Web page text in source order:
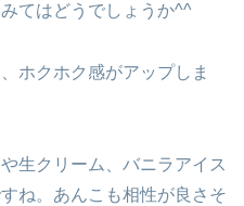
てはどうでしょうか^^
ホクホク感がアップしま
生クリーム、バニラアイス
ね。あんこも相性が良さそ